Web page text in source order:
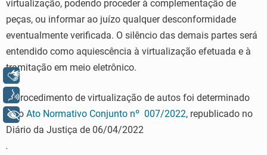
virtualização, podendo proceder à complementação de
peças, ou informar ao juízo qualquer desconformidade
eventualmente verificada. O silêncio das demais partes será
entendido como aquiescência à virtualização efetuada e à
tramitação em meio eletrônico.
O procedimento de virtualização de autos foi determinado
pelo Ato Normativo Conjunto nº 007/2022, republicado no
Diário da Justiça de 06/04/2022
.
Libras
Voz
+ Acessibilidade